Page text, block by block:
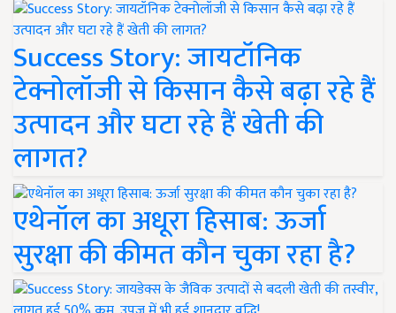
Success Story: जायटॉनिक
टेक्नोलॉजी से किसान कैसे बढ़ा रहे हैं
उत्पादन और घटा रहे हैं खेती की
लागत?
एथेनॉल का अधूरा हिसाब: ऊर्जा
सुरक्षा की कीमत कौन चुका रहा है?